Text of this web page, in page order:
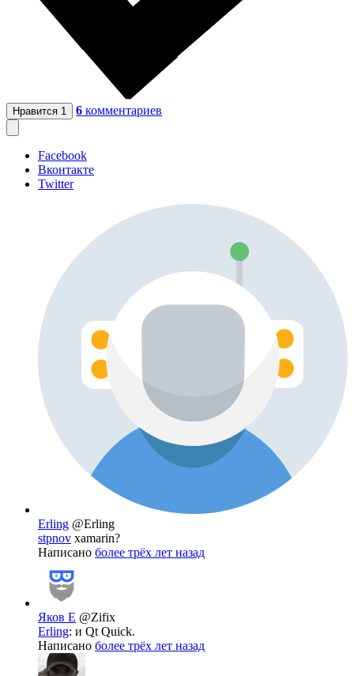
Нравится 1 6 комментариев
Facebook
Вконтакте
Twitter
Erling @Erling
stpnov xamarin?
Написано более трёх лет назад
Яков Е @Zifix
Erling: и Qt Quick.
Написано более трёх лет назад